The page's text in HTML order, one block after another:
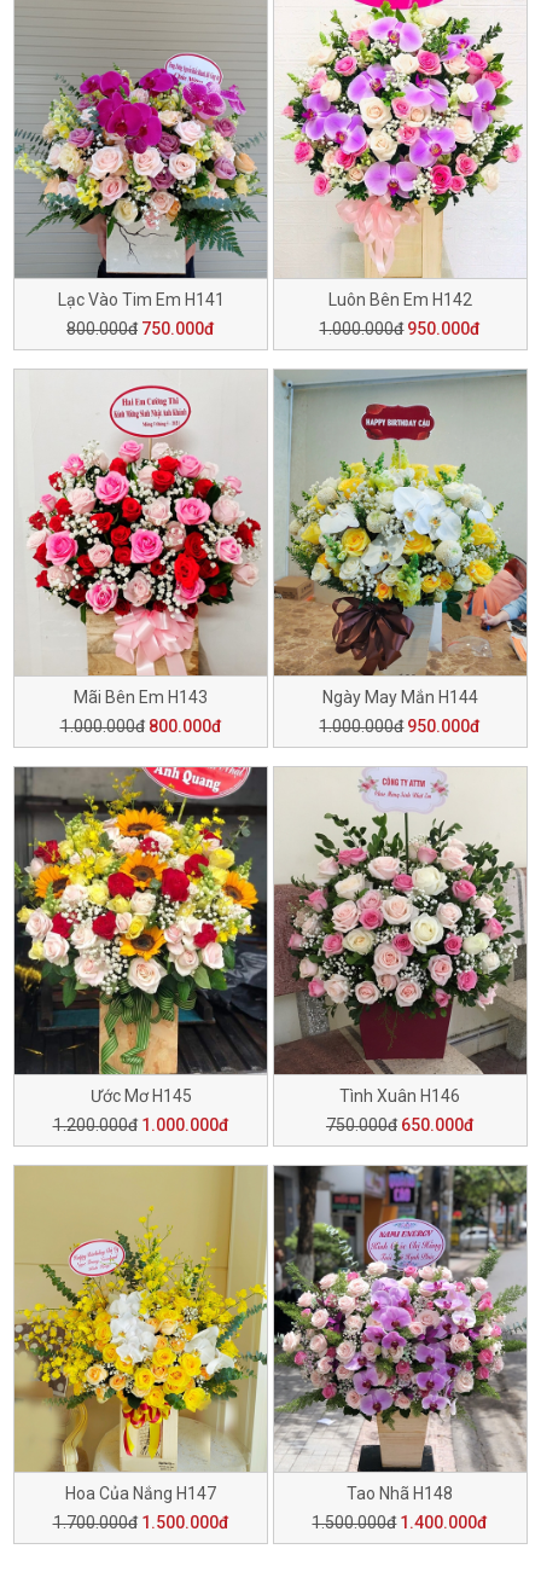
Lạc Vào Tim Em H141
800.000đ 750.000đ
Luôn Bên Em H142
1.000.000đ 950.000đ
Mãi Bên Em H143
1.000.000đ 800.000đ
Ngày May Mắn H144
1.000.000đ 950.000đ
Ước Mơ H145
1.200.000đ 1.000.000đ
Tình Xuân H146
750.000đ 650.000đ
Hoa Của Nắng H147
1.700.000đ 1.500.000đ
Tao Nhã H148
1.500.000đ 1.400.000đ